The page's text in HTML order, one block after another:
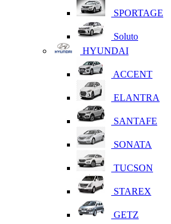
SPORTAGE
Soluto
HYUNDAI
ACCENT
ELANTRA
SANTAFE
SONATA
TUCSON
STAREX
GETZ